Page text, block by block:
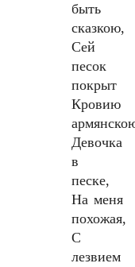
быть
сказкою,
Сей
песок
покрыт
Кровию
Девочка
в
песке,
На меня
похожая,
С
лезвием